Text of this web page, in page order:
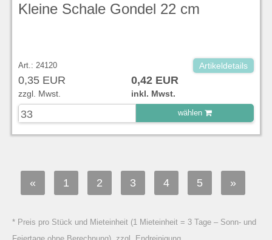
Kleine Schale Gondel 22 cm
Art.: 24120 Artikeldetails
0,35 EUR 0,42 EUR
zzgl. Mwst. inkl. Mwst.
wählen
« 1 2 3 4 5 »
* Preis pro Stück und Mieteinheit (1 Mieteinheit = 3 Tage – Sonn- und